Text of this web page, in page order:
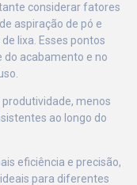
considerar fatores
aspiração de pó e
lixa. Esses pontos
acabamento e no
menos
ao longo do
eficiência e precisão,
ideais para diferentes